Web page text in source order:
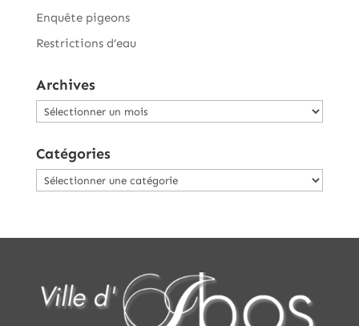
Enquête pigeons
Restrictions d’eau
Archives
Archives
Catégories
Catégories